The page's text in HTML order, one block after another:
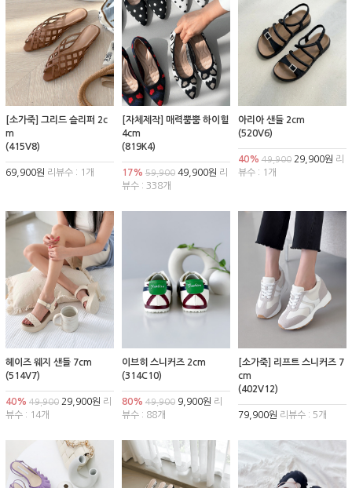
[소가죽] 그리드 슬리퍼 2c
m
(415V8)
69,900원 리뷰수 : 1개
[자체제작] 매력뿜뿜 하이힐
4cm
(819K4)
17% 59,90049,900원 리
뷰수 : 338개
아리아 샌들 2cm
(520V6)
40% 49,90029,900원 리
뷰수 : 1개
헤이즈 웨지 샌들 7cm
(514V7)
40% 49,900 29,900원 리
뷰수 : 14개
이브히 스니커즈 2cm
(314C10)
80% 49,9009,900원 리
뷰수 : 88개
[소가죽] 리프트 스니커즈 7
cm
(402V12)
79,900원 리뷰수 : 5개